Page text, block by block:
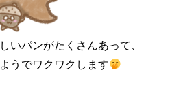
いパンがたくさんあって、
うでワクワクします